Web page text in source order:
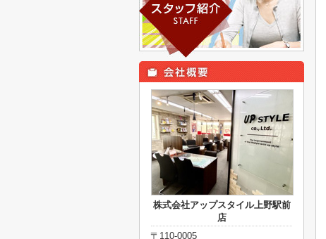
株式会社アップスタイル上野駅前
店
〒110-0005